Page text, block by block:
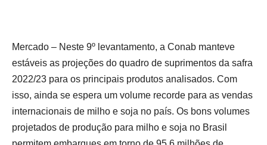
Mercado – Neste 9º levantamento, a Conab manteve
estáveis as projeções do quadro de suprimentos da safra
2022/23 para os principais produtos analisados. Com
isso, ainda se espera um volume recorde para as vendas
internacionais de milho e soja no país. Os bons volumes
projetados de produção para milho e soja no Brasil